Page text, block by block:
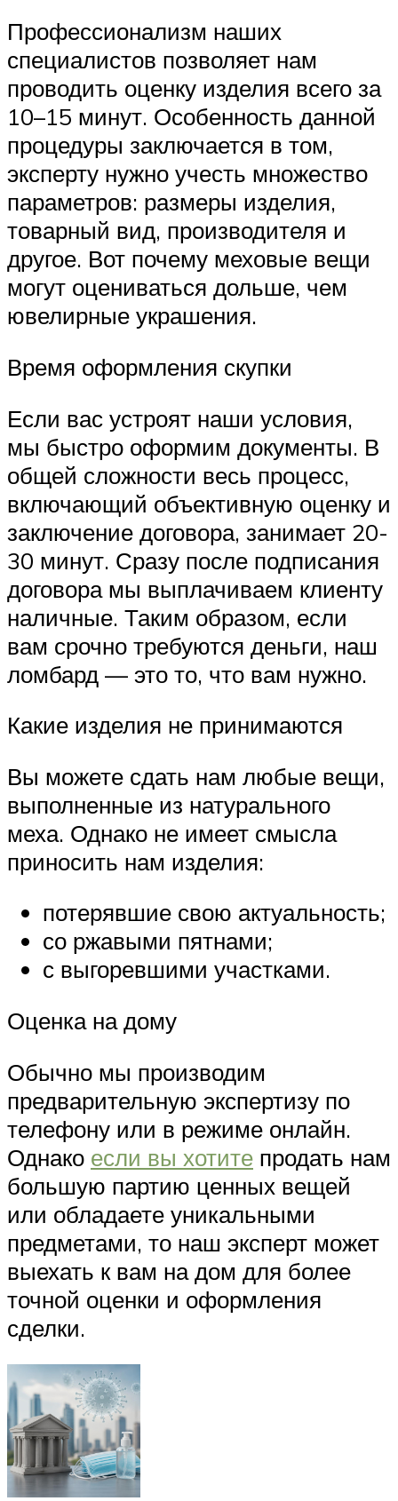
Профессионализм наших
специалистов позволяет нам
проводить оценку изделия всего за
10–15 минут. Особенность данной
процедуры заключается в том,
эксперту нужно учесть множество
параметров: размеры изделия,
товарный вид, производителя и
другое. Вот почему меховые вещи
могут оцениваться дольше, чем
ювелирные украшения.
Время оформления скупки
Если вас устроят наши условия,
мы быстро оформим документы. В
общей сложности весь процесс,
включающий объективную оценку и
заключение договора, занимает 20-
30 минут. Сразу после подписания
договора мы выплачиваем клиенту
наличные. Таким образом, если
вам срочно требуются деньги, наш
ломбард — это то, что вам нужно.
Какие изделия не принимаются
Вы можете сдать нам любые вещи,
выполненные из натурального
меха. Однако не имеет смысла
приносить нам изделия:
потерявшие свою актуальность;
со ржавыми пятнами;
с выгоревшими участками.
Оценка на дому
Обычно мы производим
предварительную экспертизу по
телефону или в режиме онлайн.
Однако если вы хотите продать нам
большую партию ценных вещей
или обладаете уникальными
предметами, то наш эксперт может
выехать к вам на дом для более
точной оценки и оформления
сделки.